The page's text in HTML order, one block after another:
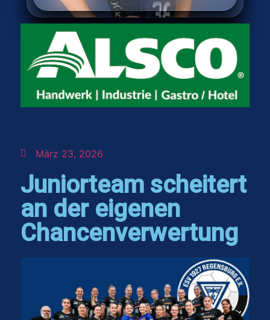
März 23, 2026
Juniorteam scheitert
an der eigenen
Chancenverwertung